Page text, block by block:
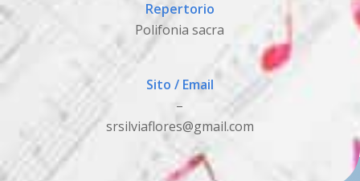
Repertorio
Polifonia sacra
Sito / Email
–
srsilviaflores@gmail.com